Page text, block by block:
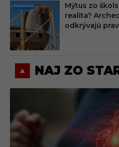
PRE
MIU
M
Mýtus zo
realita?
odkrývajú
NAJ ZO